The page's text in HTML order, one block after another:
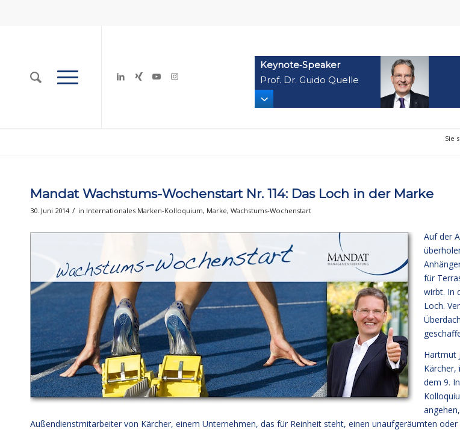
Keynote‑Speaker
Prof. Dr. Guido Quelle
Sie
Mandat Wachstums-Wochenstart Nr. 114: Das Loch in der Marke
30. Juni 2014 / in Internationales Marken-Kolloquium, Marke, Wachstums-Wochenstart
Auf der
für
wirbt. In
Loch.
Hartmut
Kärcher,
dem 9.
Außendienstmitarbeiter von Kärcher, einem Unternehmen, das für Reinheit steht, einen unaufgeräumten oder